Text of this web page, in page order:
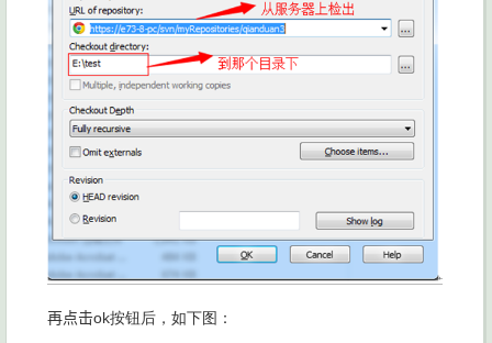
再点击ok按钮后，如下图：